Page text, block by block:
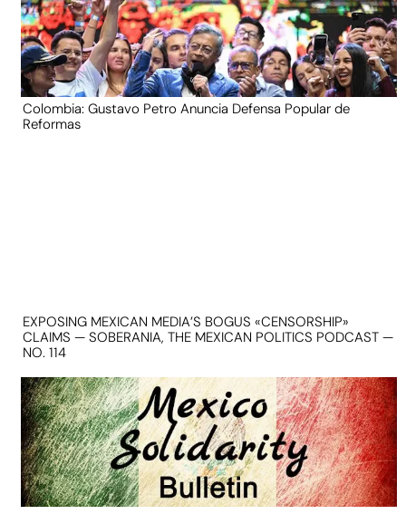
Colombia: Gustavo Petro Anuncia Defensa Popular de
Reformas
EXPOSING MEXICAN MEDIA’S BOGUS «CENSORSHIP»
CLAIMS — SOBERANIA, THE MEXICAN POLITICS PODCAST —
NO. 114